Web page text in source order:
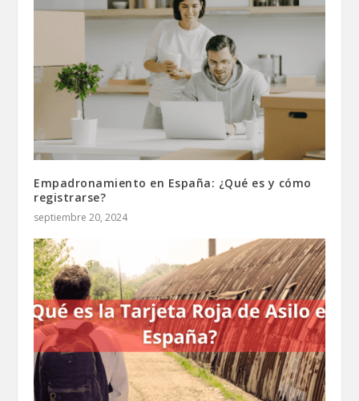
Empadronamiento en España: ¿Qué es y cómo
registrarse?
septiembre 20, 2024